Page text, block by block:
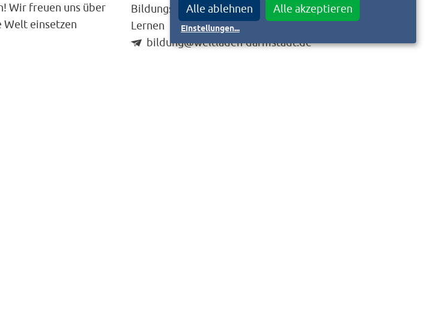
Wir freuen uns über
Welt einsetzen
Bildungsreferentin Werkstatt Globales
Lernen
bildung@weltladen-darmstadt.de
Alle ablehnen Alle akzeptieren
Einstellungen...